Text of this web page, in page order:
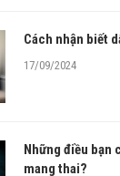
Cách nhận biết
17/09/2024
Những điều bạn
mang thai?